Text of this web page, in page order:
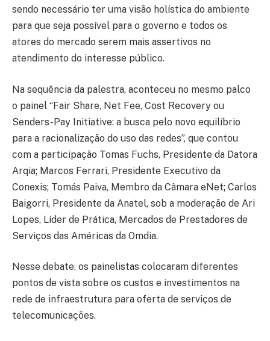
sendo necessário ter uma visão holística do ambiente
para que seja possível para o governo e todos os
atores do mercado serem mais assertivos no
atendimento do interesse público.
Na sequência da palestra, aconteceu no mesmo palco
o painel “Fair Share, Net Fee, Cost Recovery ou
Senders-Pay Initiative: a busca pelo novo equilíbrio
para a racionalização do uso das redes”, que contou
com a participação Tomas Fuchs, Presidente da Datora
Arqia; Marcos Ferrari, Presidente Executivo da
Conexis; Tomás Paiva, Membro da Câmara eNet; Carlos
Baigorri, Presidente da Anatel, sob a moderação de Ari
Lopes, Líder de Prática, Mercados de Prestadores de
Serviços das Américas da Omdia.
Nesse debate, os painelistas colocaram diferentes
pontos de vista sobre os custos e investimentos na
rede de infraestrutura para oferta de serviços de
telecomunicações.